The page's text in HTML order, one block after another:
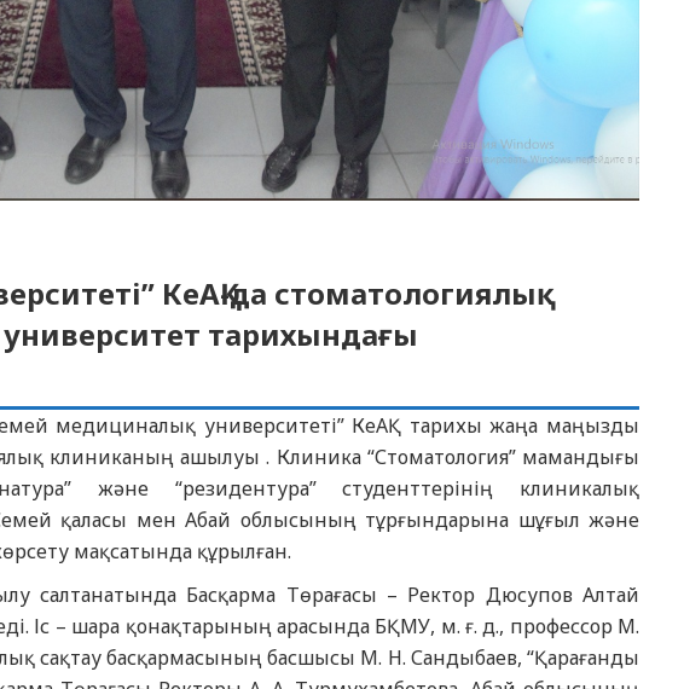
КеАҚ-да стоматологиялық
тарихындағы
медициналық университеті” КеАҚ тарихы жаңа маңызды
клиниканың ашылуы . Клиника “Стоматология” мамандығы
және “резидентура” студенттерінің клиникалық
қаласы мен Абай облысының тұрғындарына шұғыл және
мақсатында құрылған.
салтанатында Басқарма Төрағасы – Ректор Дюсупов Алтай
Іс – шара қонақтарының арасында БҚМУ, м. ғ. д., профессор М.
сақтау басқармасының басшысы М. Н. Сандыбаев, “Қарағанды